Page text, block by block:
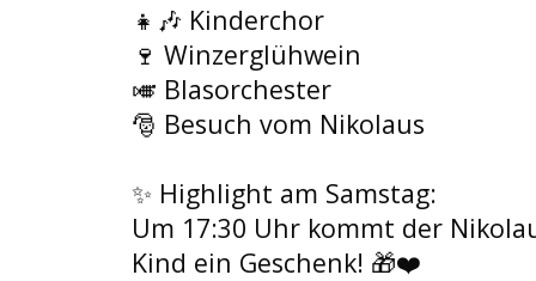
👧 🎶 Kinderchor
🍷 Winzerglühwein
🎺 Blasorchester
🎅 Besuch vom Nikolaus
✨ Highlight am Samstag:
Um 17:30 Uhr kommt der
Kind ein Geschenk! 🎁❤️